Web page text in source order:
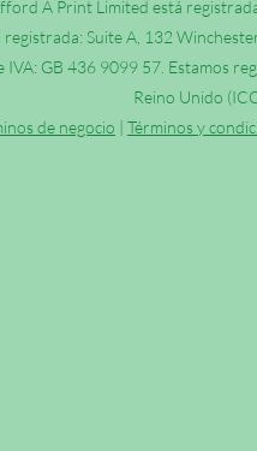
A Print Limited está
Suite A, 132
IVA: GB 436 9099 57. Estamos
Reino Unido
de negocio
Términos y